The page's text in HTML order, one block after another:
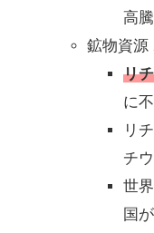
高
鉱物資源
リ
に
リ
チ
世
国